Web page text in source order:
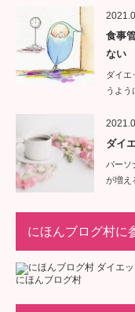
食事
ない
ダイエ
うよう
ダイ
パーソ
が増え
にほんブログ村に
にほんブログ村